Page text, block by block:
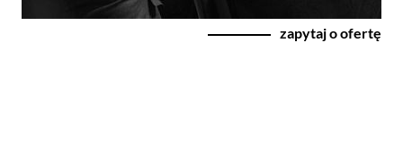
zapytaj o ofertę